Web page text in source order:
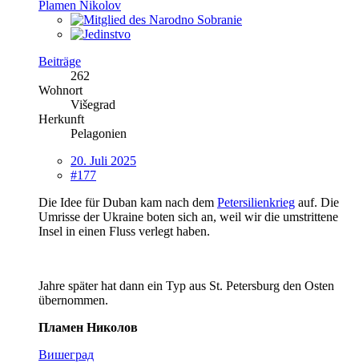
Plamen Nikolov
Beiträge
262
Wohnort
Višegrad
Herkunft
Pelagonien
20. Juli 2025
#177
Die Idee für Duban kam nach dem Petersilienkrieg auf. Die
Umrisse der Ukraine boten sich an, weil wir die umstrittene
Insel in einen Fluss verlegt haben.
Jahre später hat dann ein Typ aus St. Petersburg den Osten
übernommen.
Пламен Николов
Вишеград